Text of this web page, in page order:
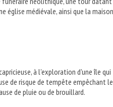
église médiévale, ainsi que la maison
à l'exploration d'une île qui
de risque de tempête empêchant
de pluie ou de brouillard.